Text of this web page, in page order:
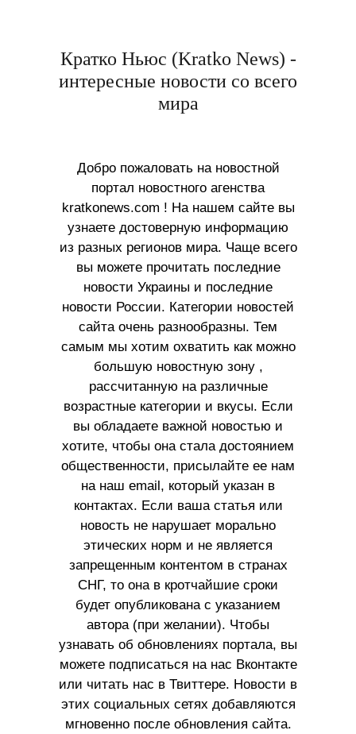
Кратко Ньюс (Kratko News) -
интересные новости со всего
мира
Добро пожаловать на новостной
портал новостного агенства
kratkonews.com ! На нашем сайте вы
узнаете достоверную информацию
из разных регионов мира. Чаще всего
вы можете прочитать последние
новости Украины и последние
новости России. Категории новостей
сайта очень разнообразны. Тем
самым мы хотим охватить как можно
большую новостную зону ,
рассчитанную на различные
возрастные категории и вкусы. Если
вы обладаете важной новостью и
хотите, чтобы она стала достоянием
общественности, присылайте ее нам
на наш email, который указан в
контактах. Если ваша статья или
новость не нарушает морально
этических норм и не является
запрещенным контентом в странах
СНГ, то она в кротчайшие сроки
будет опубликована с указанием
автора (при желании). Чтобы
узнавать об обновлениях портала, вы
можете подписаться на нас Вконтакте
или читать нас в Твиттере. Новости в
этих социальных сетях добавляются
мгновенно после обновления сайта.